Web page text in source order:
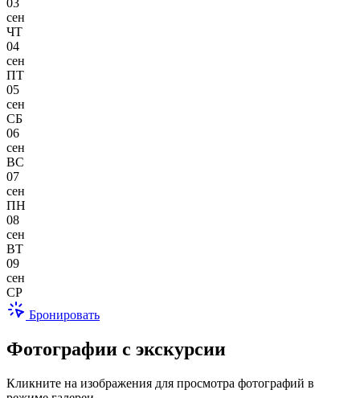
03
сен
ЧТ
04
сен
ПТ
05
сен
СБ
06
сен
ВС
07
сен
ПН
08
сен
ВТ
09
сен
СР
Бронировать
Фотографии с экскурсии
Кликните на изображения для просмотра фотографий в